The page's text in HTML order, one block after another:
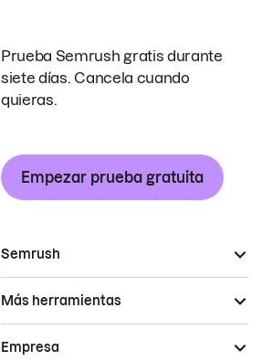
Prueba Semrush gratis durante
siete días. Cancela cuando
quieras.
Empezar prueba gratuita
Semrush
Más herramientas
Empresa